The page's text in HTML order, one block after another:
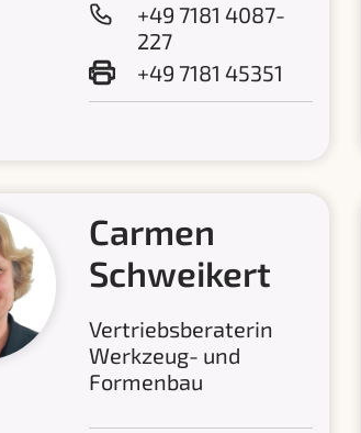
+49 7181 4087-
227
+49 7181 45351
Carmen
Schweikert
Vertriebsberaterin
Werkzeug- und
Formenbau